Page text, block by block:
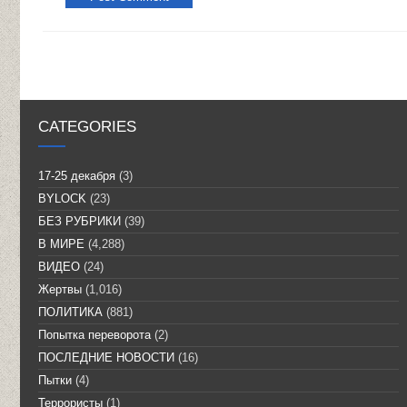
CATEGORIES
17-25 декабря (3)
BYLOCK (23)
БЕЗ РУБРИКИ (39)
В МИРЕ (4,288)
ВИДЕО (24)
Жертвы (1,016)
ПОЛИТИКА (881)
Попытка переворота(2)
ПОСЛЕДНИЕ НОВОСТИ (16)
Пытки (4)
Террористы (1)